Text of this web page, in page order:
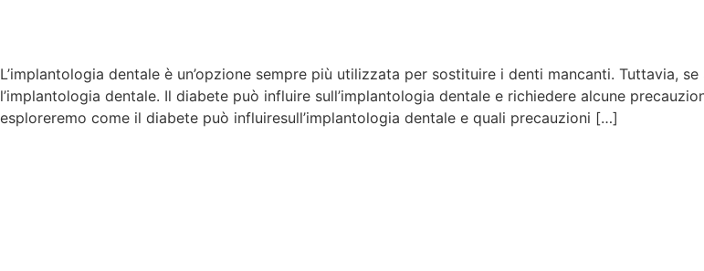
L’implantologia dentale è un’opzione sempre più utilizzata per sostituire i denti mancanti. Tuttavia,
l’implantologia dentale. Il diabete può influire sull’implantologia dentale e richiedere alcune
esploreremo come il diabete può influiresull’implantologia dentale e quali precauzioni […]